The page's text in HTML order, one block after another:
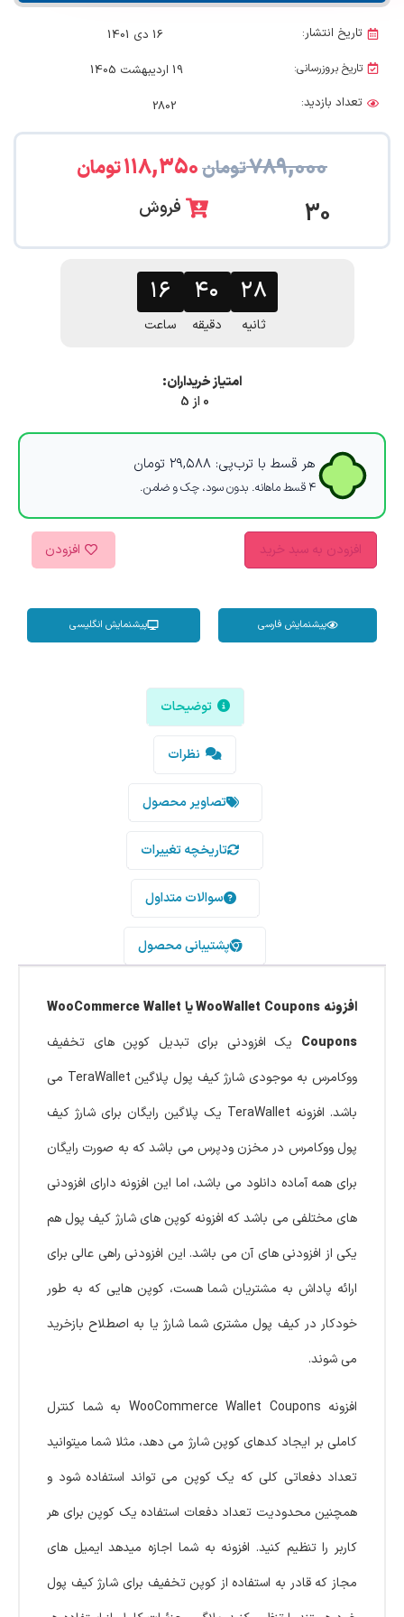
تاریخ انتشار: 16 دی 1401
تاریخ بروزرسانی:
19 اردیبهشت 1405
تعداد بازدید:
2802
۷۸۹,۰۰۰تومان۱۱۸,۳۵۰تومان
30 فروش
۱۶
ساعت
۴۰
دقیقه
۲۷
ثانیه
امتیاز خریداران:
0 از 5
هر قسط با ترب‌پی: ۲۹,۵۸۸ تومان
۴ قسط ماهانه. بدون سود، چک و ضامن.
افزودن به سبد خرید افزودن
پیشنمایش فارسی پیشنمایش انگلیسی
توضیحات
نظرات
تصاویر محصول
تاریخچه تغییرات
سوالات متداول
پشتیبانی محصول
افزونه WooWallet Coupons یا WooCommerce Wallet
Coupons یک افزودنی برای تبدیل کوپن های تخفیف
ووکامرس به موجودی شارژ کیف پول پلاگین TeraWallet می
باشد. افزونه TeraWallet یک پلاگین رایگان برای شارژ کیف
پول ووکامرس در مخزن ودپرس می باشد که به صورت رایگان
برای همه آماده دانلود می باشد، اما این افزونه دارای افزودنی
های مختلفی می باشد که افزونه کوپن های شارژ کیف پول هم
یکی از افزودنی های آن می باشد. این افزودنی راهی عالی برای
ارائه پاداش به مشتریان شما هست، کوپن هایی که به طور
خودکار در کیف پول مشتری شما شارژ یا به اصطلاح بازخرید
می شوند.
افزونه WooCommerce Wallet Coupons به شما کنترل
کاملی بر ایجاد کدهای کوپن شارژ می دهد، مثلا شما میتوانید
تعداد دفعاتی کلی که یک کوپن می تواند استفاده شود و
همچنین محدودیت تعداد دفعات استفاده یک کوپن برای هر
کاربر را تنظیم کنید. افزونه به شما اجازه میدهد ایمیل های
مجاز که قادر به استفاده از کوپن تخفیف برای شارژ کیف پول